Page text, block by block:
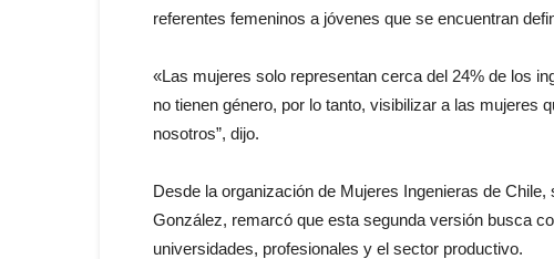
referentes femeninos a jóvenes que se encuentran
«Las mujeres solo representan cerca del 24% de los
no tienen género, por lo tanto, visibilizar a las mujeres
nosotros”, dijo.
Desde la organización de Mujeres Ingenieras de Chile,
González, remarcó que esta segunda versión busca
universidades, profesionales y el sector productivo.